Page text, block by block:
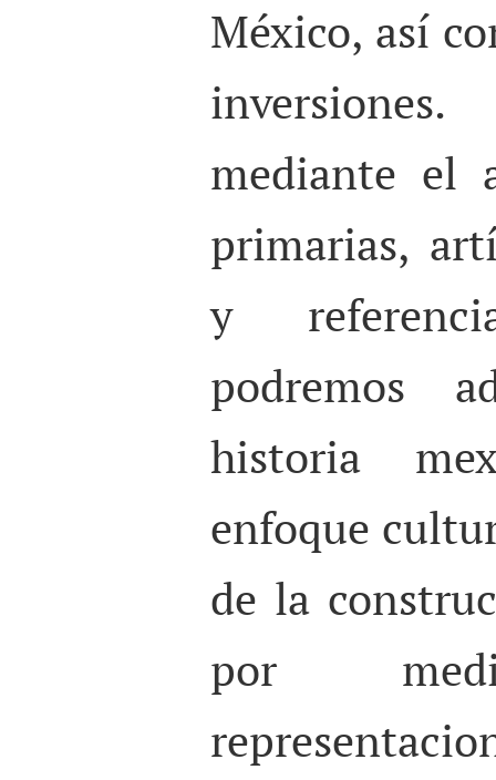
México, así
mediante el
primarias,
y
podremos
historia
enfoque
de la
por